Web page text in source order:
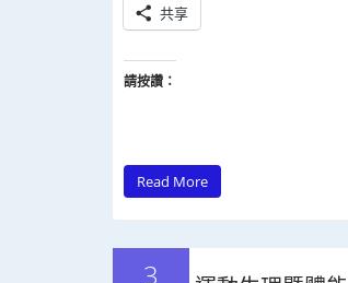
共享
請按讚：
Read More
3